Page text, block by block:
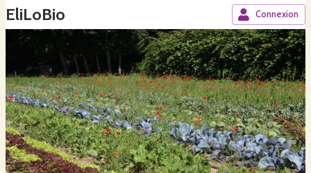
EliLoBio Connexion